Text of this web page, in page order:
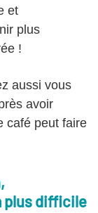
et
plus
!
aussi vous
avoir
café peut faire
plus difficile